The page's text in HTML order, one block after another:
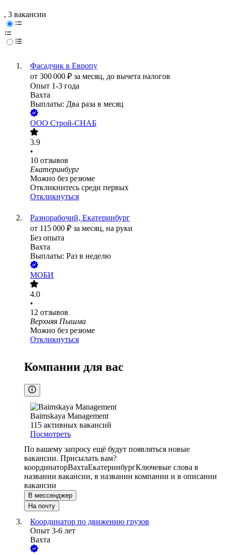
, 3 вакансии
Фасадчик в Европу
от 300 000 ₽ за месяц, до вычета налогов
Опыт 1-3 года
Вахта
Выплаты: Два раза в месяц
ООО Строй-СНАБ
3.9
•
10 отзывов
Екатеринбург
Можно без резюме
Откликнитесь среди первых
Откликнуться
Разнорабочий, Екатеринбург
от 115 000 ₽ за месяц, на руки
Без опыта
Вахта
Выплаты: Раз в неделю
МОБИ
4.0
•
12 отзывов
Верхняя Пышма
Можно без резюме
Откликнуться
Компании для вас
Baimskaya Management
115 активных вакансий
Посмотреть
По вашему запросу ещё будут появляться новые
вакансии. Присылать вам?
координаторВахтаЕкатеринбургКлючевые слова в
названии вакансии, в названии компании и в описании
вакансии
В мессенджер
На почту
Координатор по движению грузов
Опыт 3-6 лет
Вахта